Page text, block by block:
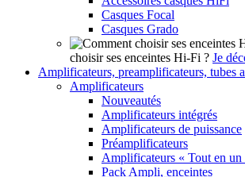
Casques Focal
Casques Grado
choisir ses enceintes Hi-Fi ? Je
Amplificateurs, preamplificateurs, tubes
Amplificateurs
Nouveautés
Amplificateurs intégrés
Amplificateurs de puissance
Préamplificateurs
Amplificateurs « Tout en un
Pack Ampli, enceintes